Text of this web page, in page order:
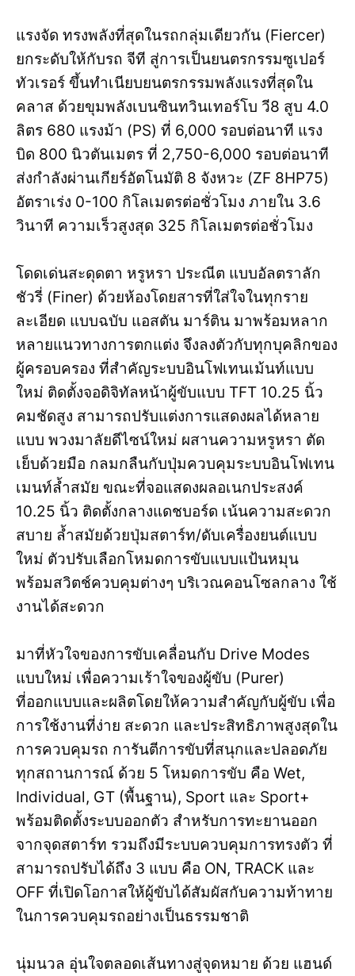
แรงจัด ทรงพลังที่สุดในรถกลุ่มเดียวกัน (Fiercer)
ยกระดับให้กับรถ จีที สู่การเป็นยนตรกรรมซูเปอร์
ทัวเรอร์ ขึ้นทำเนียบยนตรกรรมพลังแรงที่สุดใน
คลาส ด้วยขุมพลังเบนซินทวินเทอร์โบ วี8 สูบ 4.0
ลิตร 680 แรงม้า (PS) ที่ 6,000 รอบต่อนาที แรง
บิด 800 นิวตันเมตร ที่ 2,750-6,000 รอบต่อนาที
ส่งกำลังผ่านเกียร์อัตโนมัติ 8 จังหวะ (ZF 8HP75)
อัตราเร่ง 0-100 กิโลเมตรต่อชั่วโมง ภายใน 3.6
วินาที ความเร็วสูงสุด 325 กิโลเมตรต่อชั่วโมง
โดดเด่นสะดุดตา หรูหรา ประณีต แบบอัลตราลัก
ชัวรี่ (Finer) ด้วยห้องโดยสารที่ใส่ใจในทุกราย
ละเอียด แบบฉบับ แอสตัน มาร์ติน มาพร้อมหลาก
หลายแนวทางการตกแต่ง จึงลงตัวกับทุกบุคลิกของ
ผู้ครอบครอง ที่สำคัญระบบอินโฟเทนเม้นท์แบบ
ใหม่ ติดตั้งจอดิจิทัลหน้าผู้ขับแบบ TFT 10.25 นิ้ว
คมชัดสูง สามารถปรับแต่งการแสดงผลได้หลาย
แบบ พวงมาลัยดีไซน์ใหม่ ผสานความหรูหรา ตัด
เย็บด้วยมือ กลมกลืนกับปุ่มควบคุมระบบอินโฟเทน
เมนท์ล้ำสมัย ขณะที่จอแสดงผลอเนกประสงค์
10.25 นิ้ว ติดตั้งกลางแดชบอร์ด เน้นความสะดวก
สบาย ล้ำสมัยด้วยปุ่มสตาร์ท/ดับเครื่องยนต์แบบ
ใหม่ ตัวปรับเลือกโหมดการขับแบบแป้นหมุน
พร้อมสวิตช์ควบคุมต่างๆ บริเวณคอนโซลกลาง ใช้
งานได้สะดวก
มาที่หัวใจของการขับเคลื่อนกับ Drive Modes
แบบใหม่ เพื่อความเร้าใจของผู้ขับ (Purer)
ที่ออกแบบและผลิตโดยให้ความสำคัญกับผู้ขับ เพื่อ
การใช้งานที่ง่าย สะดวก และประสิทธิภาพสูงสุดใน
การควบคุมรถ การันตีการขับที่สนุกและปลอดภัย
ทุกสถานการณ์ ด้วย 5 โหมดการขับ คือ Wet,
Individual, GT (พื้นฐาน), Sport และ Sport+
พร้อมติดตั้งระบบออกตัว สำหรับการทะยานออก
จากจุดสตาร์ท รวมถึงมีระบบควบคุมการทรงตัว ที่
สามารถปรับได้ถึง 3 แบบ คือ ON, TRACK และ
OFF ที่เปิดโอกาสให้ผู้ขับได้สัมผัสกับความท้าทาย
ในการควบคุมรถอย่างเป็นธรรมชาติ
นุ่มนวล อุ่นใจตลอดเส้นทางสู่จุดหมาย ด้วย แฮนด์